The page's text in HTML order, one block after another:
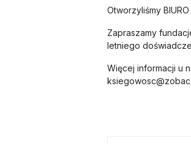
Otworzyliśmy
Zapraszamy
letniego
Więcej informacji u